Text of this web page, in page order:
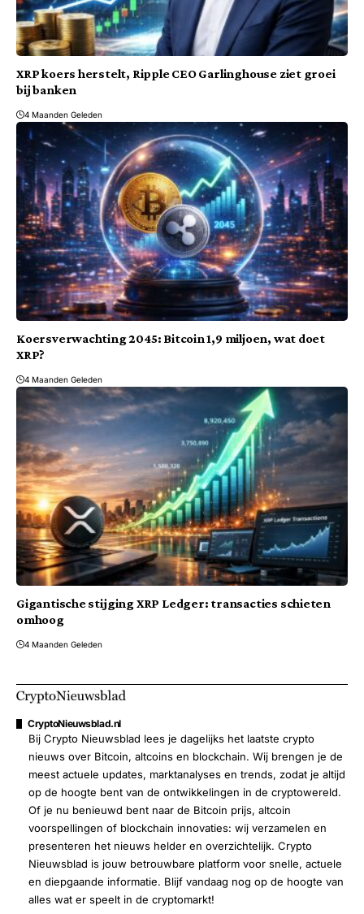
XRP koers herstelt, Ripple CEO Garlinghouse ziet groei
bij banken
4 Maanden Geleden
Koersverwachting 2045: Bitcoin 1,9 miljoen, wat doet
XRP?
4 Maanden Geleden
Gigantische stijging XRP Ledger: transacties schieten
omhoog
4 Maanden Geleden
CryptoNieuwsblad.nl
Bij Crypto Nieuwsblad lees je dagelijks het laatste crypto
nieuws over Bitcoin, altcoins en blockchain. Wij brengen je de
meest actuele updates, marktanalyses en trends, zodat je altijd
op de hoogte bent van de ontwikkelingen in de cryptowereld.
Of je nu benieuwd bent naar de Bitcoin prijs, altcoin
voorspellingen of blockchain innovaties: wij verzamelen en
presenteren het nieuws helder en overzichtelijk. Crypto
Nieuwsblad is jouw betrouwbare platform voor snelle, actuele
en diepgaande informatie. Blijf vandaag nog op de hoogte van
alles wat er speelt in de cryptomarkt!